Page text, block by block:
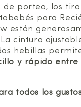
de porteo, los
para
están
cintura
hebillas
y rápido entre
todos los gustos